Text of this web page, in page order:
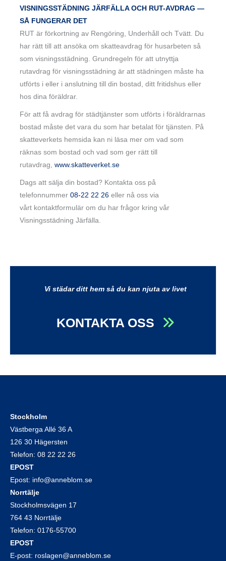
VISNINGSSTÄDNING JÄRFÄLLA OCH RUT-AVDRAG —
SÅ FUNGERAR DET
RUT är förkortning av Rengöring, Underhåll och Tvätt. Du
har rätt till att ansöka om skatteavdrag för husarbeten så
som visningsstädning. Grundregeln för att utnyttja
rutavdrag för visningsstädning är att städningen måste ha
utförts i eller i anslutning till din bostad, ditt fritidshus eller
hos dina föräldrar.
För att få avdrag för städtjänster som utförts i föräldrarnas
bostad måste det vara du som har betalat för tjänsten. På
skatteverkets hemsida kan ni läsa mer om vad som
räknas som bostad och vad som ger rätt till
rutavdrag,www.skatteverket.se
Dags att sälja din bostad? Kontakta oss på
telefonnummer08-22 22 26 eller nå oss via
vårt kontaktformulär om du har frågor kring vår
Visningsstädning Järfälla.
Vi städar ditt hem så du kan njuta av livet
KONTAKTA OSS
Stockholm
Västberga Allé 36 A
126 30 Hägersten
Telefon: 08 22 22 26
EPOST
Epost: info@anneblom.se
Norrtälje
Stockholmsvägen 17
764 43 Norrtälje
Telefon: 0176-55700
EPOST
E-post: roslagen@anneblom.se